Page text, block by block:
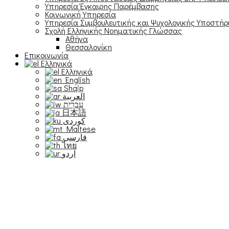
Υπηρεσία Έγκαιρης Παρέμβασης
Κοινωνική Υπηρεσία
Υπηρεσία Συμβουλευτικής και Ψυχολογικής
Σχολή Ελληνικής Νοηματικής Γλώσσας
Αθήνα
Θεσσαλονίκη
Επικοινωνία
Ελληνικά
Ελληνικά
English
Shqip
العربية
עִבְרִית
日本語
Maltese
فارسی
ไทย
اردو